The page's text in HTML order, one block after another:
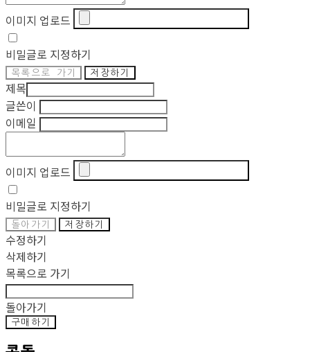
이미지 업로드
비밀글로 지정하기
목록으로 가기 저장하기
제목
글쓴이
이메일
이미지 업로드
비밀글로 지정하기
돌아가기 저장하기
수정하기
삭제하기
목록으로 가기
돌아가기
구매하기